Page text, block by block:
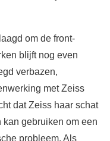
om de front-
blijft nog even
verbazen,
met Zeiss
dat Zeiss haar schat
gebruiken om een
probleem. Als